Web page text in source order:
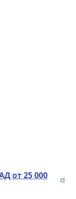
от 25 000